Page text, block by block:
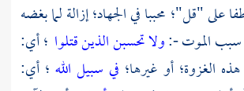
على "قل"؛ محببا في الجهاد؛ إزالة لما بغضه
سبب الموت -:ولا تحسبن الذين قتلوا ؛ أي:
الغزوة؛ أو غيرها؛ في سبيل الله ؛ أي: